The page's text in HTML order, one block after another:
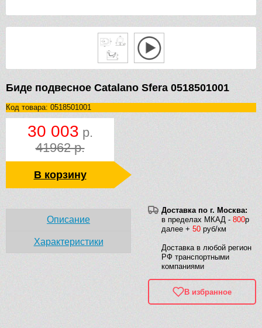
Биде подвесное Catalano Sfera 0518501001
Код товара: 0518501001
30 003 р.
41962 р.
В корзину
Доставка по г. Москва:
в пределах МКАД - 800р
далее + 50 руб/км
Доставка в любой регион
РФ транспортными
компаниями
В избранное
Описание
Характеристики